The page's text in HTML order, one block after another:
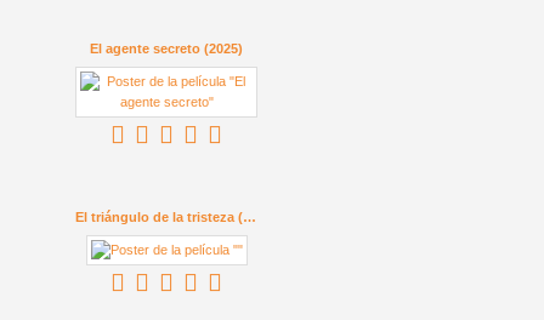
El agente secreto (2025)
El triángulo de la tristeza (2022)